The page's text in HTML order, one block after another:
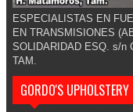
ESPECIALISTAS EN
EN TRANSMISIONES
SOLIDARIDAD ESQ. s/n
TAM.
GORDO'S UPHOLSTERY